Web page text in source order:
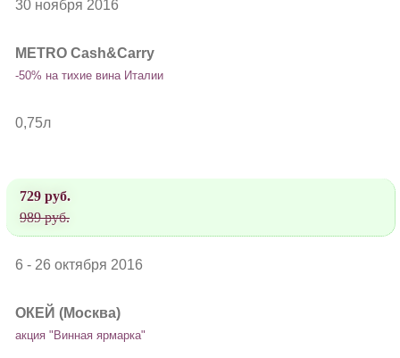
30 ноября 2016
METRO Cash&Carry
-50% на тихие вина Италии
0,75л
729 руб.
989 руб.
6 - 26 октября 2016
ОКЕЙ (Москва)
акция "Винная ярмарка"